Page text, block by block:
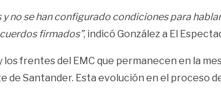
no se han configurado condiciones para
firmados”, indicó González a El
frentes del EMC que permanecen en la
Santander. Esta evolución en el proceso